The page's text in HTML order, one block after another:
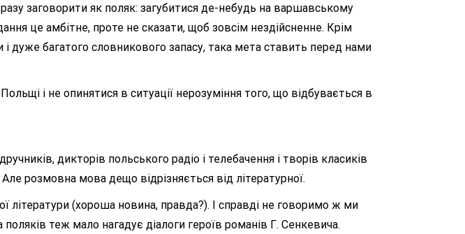
заговорити як поляк: загубитися де-небудь на варшавському
це амбітне, проте не сказати, щоб зовсім нездійсненне. Крім
дуже багатого словникового запасу, така мета ставить перед нами
і не опинятися в ситуації нерозуміння того, що відбувається в
дикторів польського радіо і телебачення і творів класиків
розмовна мова дещо відрізняється від літературної.
(хороша новина, правда?). І справді не говоримо ж ми
теж мало нагадує діалоги героїв романів Г. Сенкевича.